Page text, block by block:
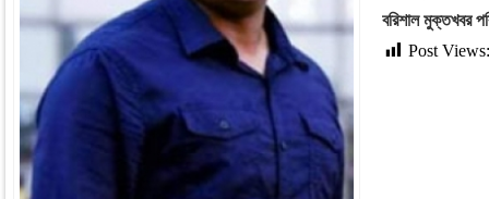
বরিশাল মুক্তখবর
Post Views: